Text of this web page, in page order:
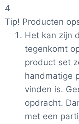
4
Tip! Producten
Het kan zijn
tegenkomt
product set
handmatige
vinden is.
opdracht.
met een